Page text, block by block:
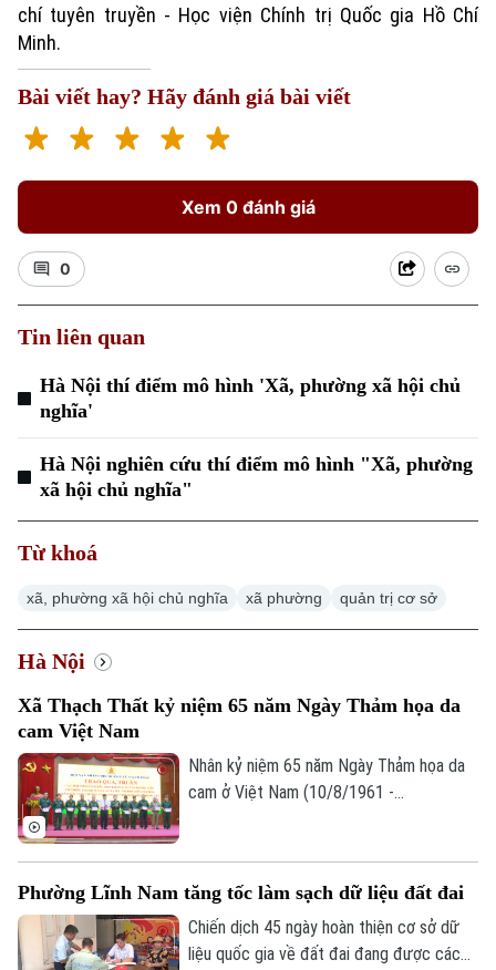
Xu hướng
chí tuyên truyền - Học viện Chính trị Quốc gia Hồ Chí
Minh.
Bài viết hay? Hãy đánh giá bài viết
Xem 0 đánh giá
0
Tin liên quan
Hà Nội thí điểm mô hình 'Xã, phường xã hội chủ
nghĩa'
Hà Nội nghiên cứu thí điểm mô hình "Xã, phường
xã hội chủ nghĩa"
Từ khoá
xã, phường xã hội chủ nghĩa xã phường quản trị cơ sở
Hà Nội
Xã Thạch Thất kỷ niệm 65 năm Ngày Thảm họa da
cam Việt Nam
Nhân kỷ niệm 65 năm Ngày Thảm họa da
cam ở Việt Nam (10/8/1961 -
độc da cam trên địa bàn.
Phường Lĩnh Nam tăng tốc làm sạch dữ liệu đất đai
Chiến dịch 45 ngày hoàn thiện cơ sở dữ
liệu quốc gia về đất đai đang được các